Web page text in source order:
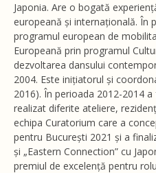
Japonia. Are o bogată
europeană și internațională. În
programul european de
Europeană prin programul
dezvoltarea dansului
2004. Este inițiatorul și
2016). În perioada 2012-2014
realizat diferite ateliere,
echipa Curatorium care a
pentru București 2021 și a
și „Eastern Connection” cu
premiul de excelență pentru